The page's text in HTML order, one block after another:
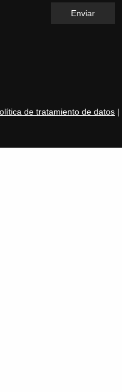
de tratamiento de datos |